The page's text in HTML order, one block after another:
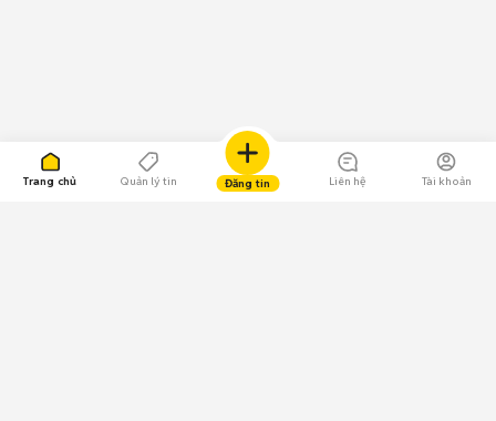
Trang chủ Quản lý tin Đăng tin Liên hệ Tài khoản